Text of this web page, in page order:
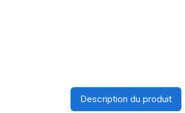
Description du produit